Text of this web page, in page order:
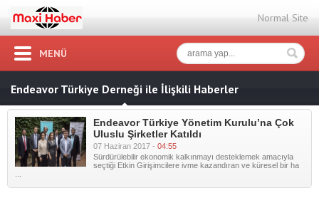
Normal Site
MENÜ
Endeavor Türkiye Derneği ile İlişkili Haberler
Endeavor Türkiye Yönetim Kurulu’na Çok
Uluslu Şirketler Katıldı
07 Haziran 2017 - 04:55
Sürdürülebilir ekonomik kalkınmayı desteklemek amacıyla
seçtiği Etkin Girişimcilere ivme kazandıran ve küresel bir ha